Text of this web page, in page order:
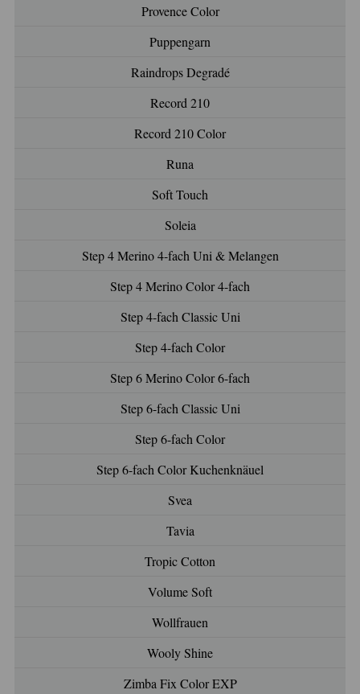
Provence Color
Puppengarn
Raindrops Degradé
Record 210
Record 210 Color
Runa
Soft Touch
Soleia
Step 4 Merino 4-fach Uni & Melangen
Step 4 Merino Color 4-fach
Step 4-fach Classic Uni
Step 4-fach Color
Step 6 Merino Color 6-fach
Step 6-fach Classic Uni
Step 6-fach Color
Step 6-fach Color Kuchenknäuel
Svea
Tavia
Tropic Cotton
Volume Soft
Wollfrauen
Wooly Shine
Zimba Fix Color EXP